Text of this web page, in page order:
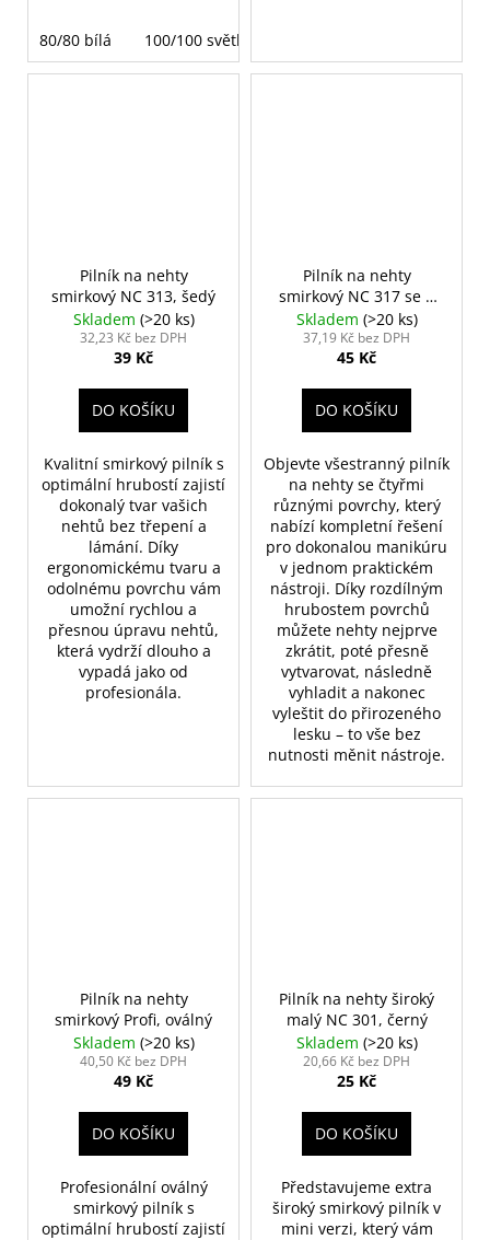
80/80 bílá 100/100 světle hnědá
Pilník na nehty
smirkový NC 313, šedý
Skladem (>20 ks)
32,23 Kč bez DPH
39 Kč
DO KOŠÍKU
Kvalitní smirkový pilník s
optimální hrubostí zajistí
dokonalý tvar vašich
nehtů bez třepení a
lámání. Díky
ergonomickému tvaru a
odolnému povrchu vám
umožní rychlou a
přesnou úpravu nehtů,
která vydrží dlouho a
vypadá jako od
profesionála.
Pilník na nehty
smirkový NC 317 se 4
povrchy
Skladem (>20 ks)
37,19 Kč bez DPH
45 Kč
DO KOŠÍKU
Objevte všestranný pilník
na nehty se čtyřmi
různými povrchy, který
nabízí kompletní řešení
pro dokonalou manikúru
v jednom praktickém
nástroji. Díky rozdílným
hrubostem povrchů
můžete nehty nejprve
zkrátit, poté přesně
vytvarovat, následně
vyhladit a nakonec
vyleštit do přirozeného
lesku – to vše bez
nutnosti měnit nástroje.
Pilník na nehty
smirkový Profi, oválný
Skladem (>20 ks)
40,50 Kč bez DPH
49 Kč
DO KOŠÍKU
Profesionální oválný
smirkový pilník s
optimální hrubostí zajistí
Pilník na nehty široký
malý NC 301, černý
Skladem (>20 ks)
20,66 Kč bez DPH
25 Kč
DO KOŠÍKU
Představujeme extra
široký smirkový pilník v
mini verzi, který vám